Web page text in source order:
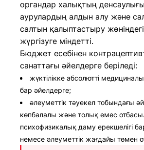
органдар халықтың
аурулардың алдын алу және
салтын қалыптастыру
жүргізуге міндетті.
Бюджет есебінен
санаттағы әйелдерге беріледі:
жүктілікке абсолютті
бар әйелдерге;
әлеуметтік тәуекел тобындағы
көпбалалы және толық емес
психофизикалық даму ерекшелігі
немесе әлеуметтік жағдайы төмен